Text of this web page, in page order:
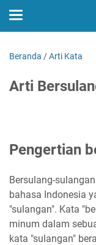
Beranda /Arti Kata
Arti
Pengertian
Bersulang-
bahasa Indonesia
"sulangan". Kata
minum dalam
kata "sulangan"